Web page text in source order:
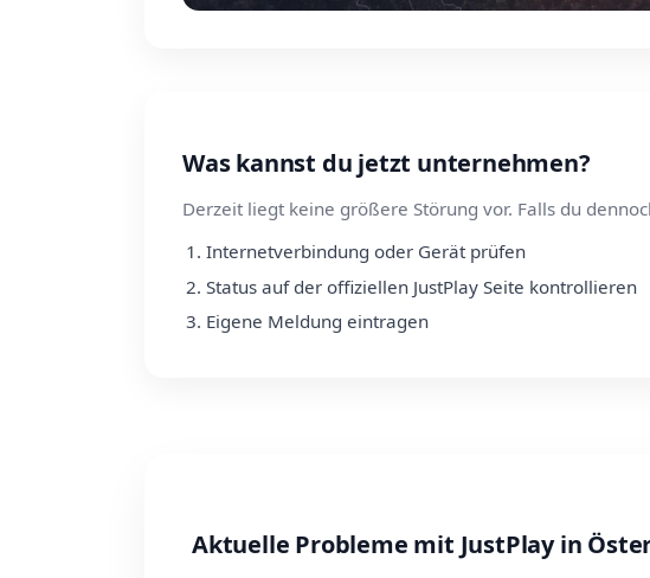
Was kannst du jetzt unternehmen?
Derzeit liegt keine größere Störung vor. Falls du
Internetverbindung oder Gerät prüfen
Status auf der offiziellen JustPlay Seite kontrollieren
Eigene Meldung eintragen
Aktuelle Probleme mit JustPlay in